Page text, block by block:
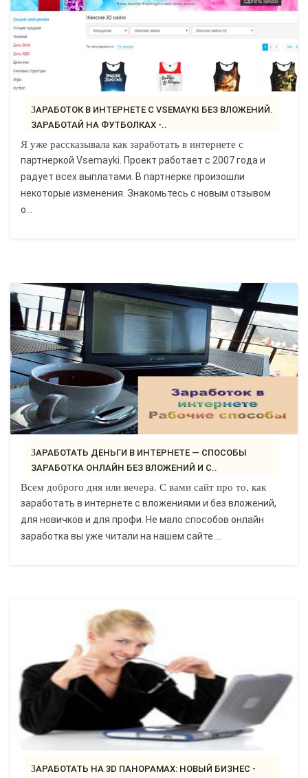
ЗАРАБОТОК В ИНТЕРНЕТЕ С VSEMAYKI БЕЗ ВЛОЖЕНИЙ.
ЗАРАБОТАЙ НА ФУТБОЛКАХ -..
Я уже рассказывала как заработать в интернете с
партнеркой Vsemayki. Проект работает с 2007 года и
радует всех выплатами. В партнерке произошли
некоторые изменения. Знакомьтесь с новым отзывом
о...
ЗАРАБОТАТЬ ДЕНЬГИ В ИНТЕРНЕТЕ — СПОСОБЫ
ЗАРАБОТКА ОНЛАЙН БЕЗ ВЛОЖЕНИЙ И С..
Всем доброго дня или вечера. С вами сайт про то, как
заработать в интернете с вложениями и без вложений,
для новичков и для профи. Не мало способов онлайн
заработка вы уже читали на нашем сайте....
ЗАРАБОТАТЬ НА 3D ПАНОРАМАХ: НОВЫЙ БИЗНЕС -